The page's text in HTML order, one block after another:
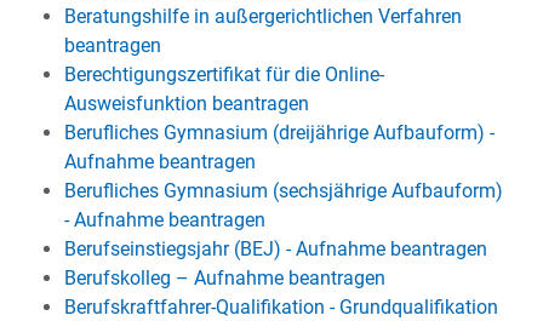
Beratungshilfe in außergerichtlichen Verfahren
beantragen
Berechtigungszertifikat für die Online-
Ausweisfunktion beantragen
Berufliches Gymnasium (dreijährige Aufbauform) -
Aufnahme beantragen
Berufliches Gymnasium (sechsjährige Aufbauform)
- Aufnahme beantragen
Berufseinstiegsjahr (BEJ) - Aufnahme beantragen
Berufskolleg – Aufnahme beantragen
Berufskraftfahrer-Qualifikation - Grundqualifikation